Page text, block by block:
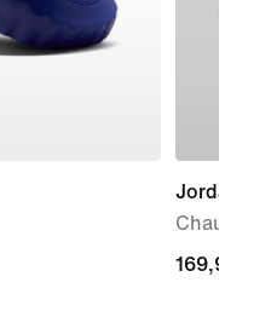
Jordan
169,99 €
169,99 €